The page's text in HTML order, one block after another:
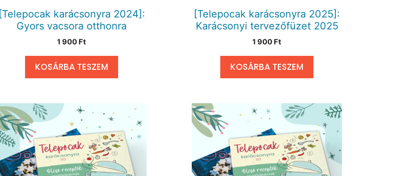
[Telepocak karácsonyra 2024]:
Gyors vacsora otthonra
1 900 Ft
KOSÁRBA TESZEM
[Telepocak karácsonyra 2025]:
Karácsonyi tervezőfüzet 2025
1 900 Ft
KOSÁRBA TESZEM